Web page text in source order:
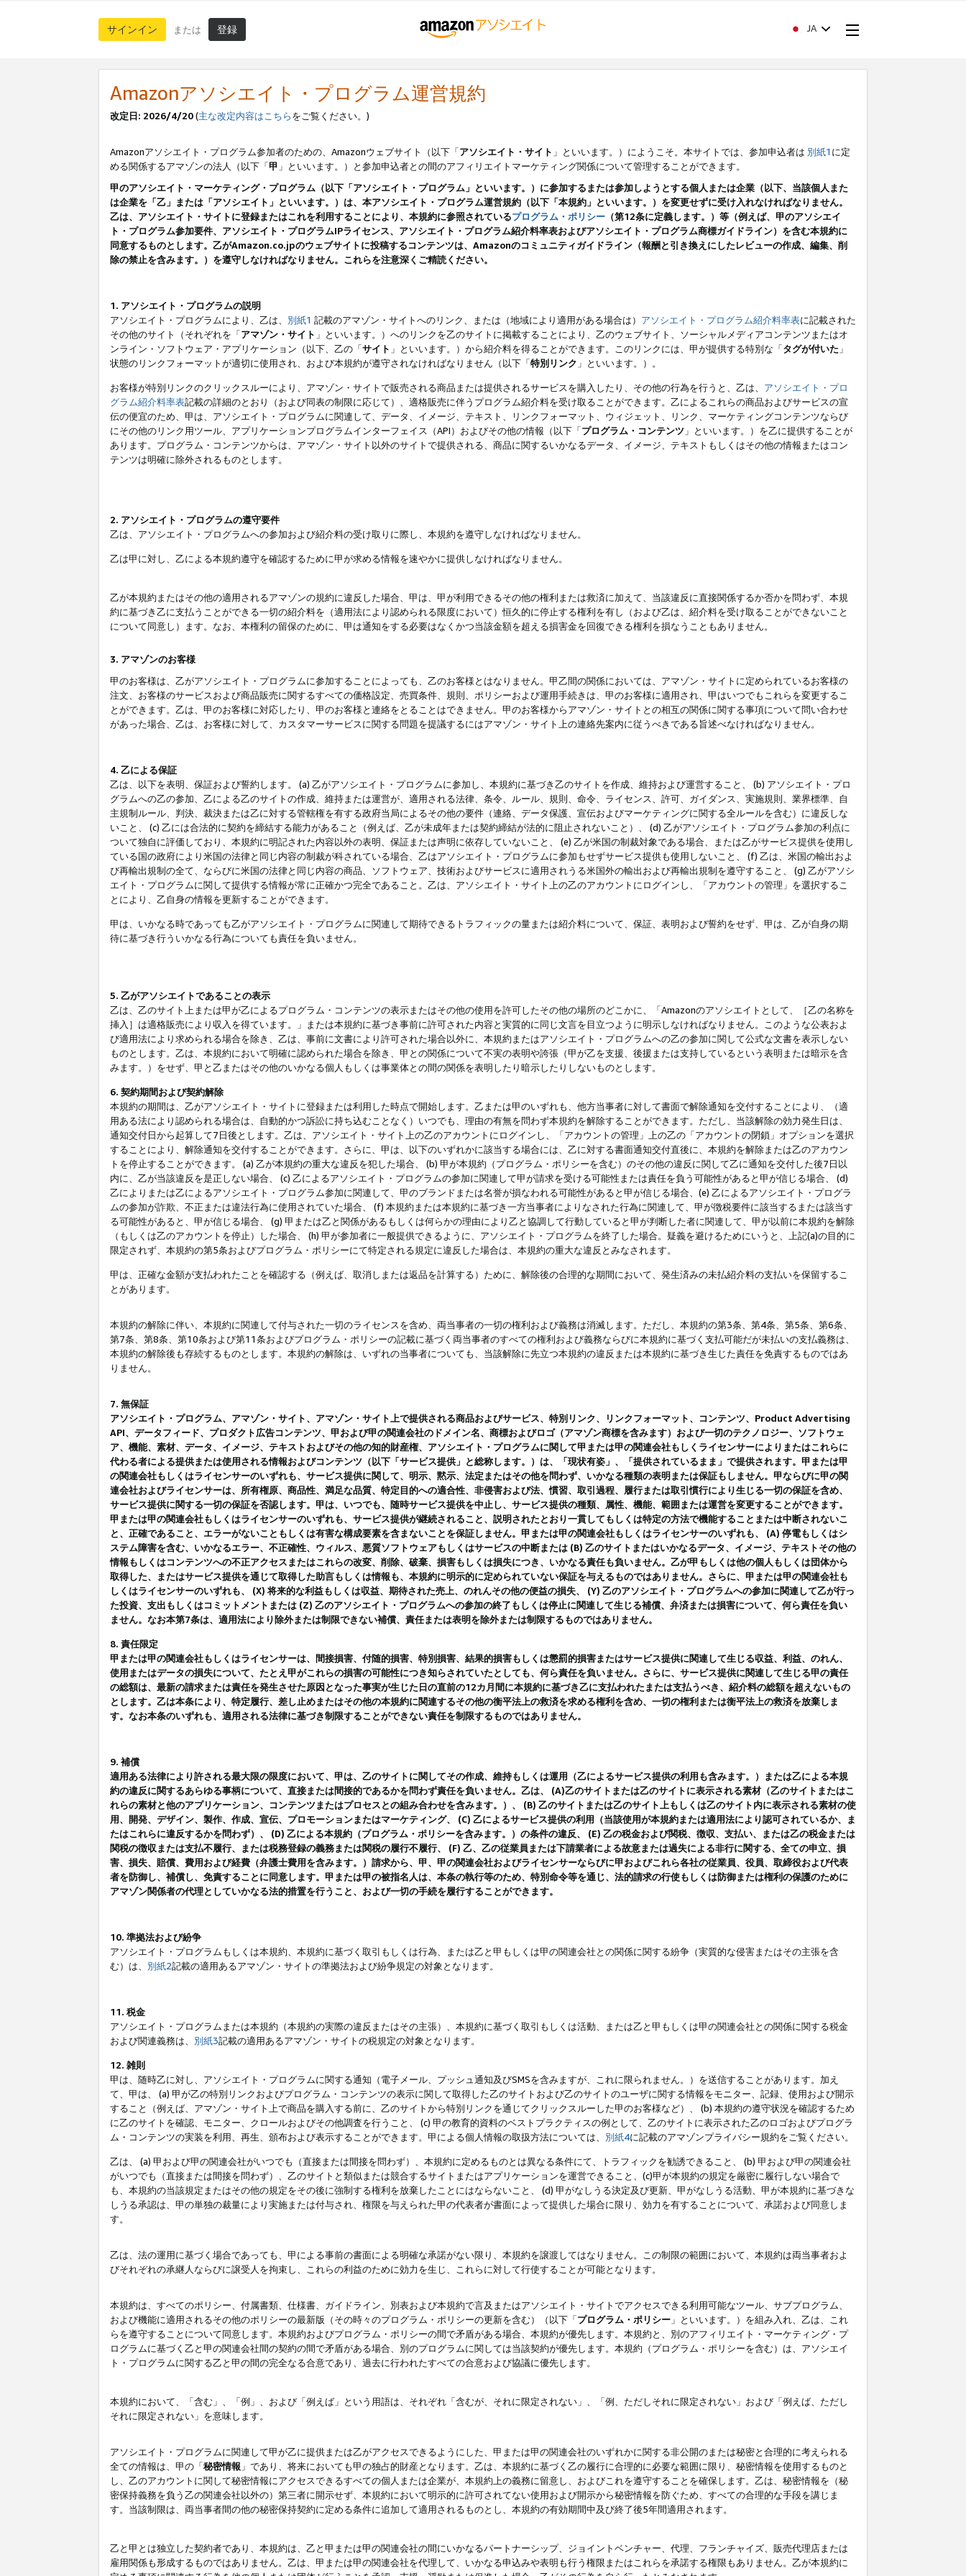
サインイン または 登録 JA
Amazonアソシエイト・プログラム運営規約
改定日: 2026/4/20(主な改定内容はこちらをご覧ください。)
Amazonアソシエイト・プログラム参加者のための、Amazonウェブサイト（以下「アソシエイト・サイト 」といいます。）にようこそ。本サイトでは、参加申込者は 別紙1 に定
める関係するアマゾンの法人（以下「甲 」といいます。）と参加申込者との間のアフィリエイトマーケティング関係について管理することができます。
甲のアソシエイト・マーケティング・プログラム（以下「アソシエイト・プログラム」といいます。）に参加するまたは参加しようとする個人または企業（以下、当該個人また
は企業を「乙」または「アソシエイト」といいます。）は、本アソシエイト・プログラム運営規約（以下「本規約」といいます。）を変更せずに受け入れなければなりません。
乙は、アソシエイト・サイトに登録またはこれを利用することにより、本規約に参照されているプログラム・ポリシー （第12条に定義します。）等（例えば、甲のアソシエイ
ト・プログラム参加要件、アソシエイト・プログラムIPライセンス、アソシエイト・プログラム紹介料率表およびアソシエイト・プログラム商標ガイドライン）を含む本規約に
同意するものとします。乙がAmazon.co.jpのウェブサイトに投稿するコンテンツは、Amazonのコミュニティガイドライン（報酬と引き換えにしたレビューの作成、編集、削
除の禁止を含みます。）を遵守しなければなりません。これらを注意深くご精読ください。
1. アソシエイト・プログラムの説明
アソシエイト・プログラムにより、乙は、 別紙1 記載のアマゾン・サイトへのリンク、または（地域により適用がある場合は） アソシエイト・プログラム紹介料率表に記載された
その他のサイト（それぞれを「アマゾン・サイト 」といいます。）へのリンクを乙のサイトに掲載することにより、乙のウェブサイト、ソーシャルメディアコンテンツまたはオ
ンライン・ソフトウェア・アプリケーション（以下、乙の「サイト 」といいます。）から紹介料を得ることができます。このリンクには、甲が提供する特別な「タグが付いた 」
状態のリンクフォーマットが適切に使用され、および本規約が遵守されなければなりません（以下「特別リンク 」といいます。）。
お客様が特別リンクのクリックスルーにより、アマゾン・サイトで販売される商品または提供されるサービスを購入したり、その他の行為を行うと、乙は、 アソシエイト・プロ
グラム紹介料率表記載の詳細のとおり（および同表の制限に応じて）、適格販売に伴うプログラム紹介料を受け取ることができます。乙によるこれらの商品およびサービスの宣
伝の便宜のため、甲は、アソシエイト・プログラムに関連して、データ、イメージ、テキスト、リンクフォーマット、ウィジェット、リンク、マーケティングコンテンツならび
にその他のリンク用ツール、アプリケーションプログラムインターフェイス（API）およびその他の情報（以下「プログラム・コンテンツ 」といいます。）を乙に提供することが
あります。プログラム・コンテンツからは、アマゾン・サイト以外のサイトで提供される、商品に関するいかなるデータ、イメージ、テキストもしくはその他の情報またはコン
テンツは明確に除外されるものとします。
2. アソシエイト・プログラムの遵守要件
乙は、アソシエイト・プログラムへの参加および紹介料の受け取りに際し、本規約を遵守しなければなりません。
乙は甲に対し、乙による本規約遵守を確認するために甲が求める情報を速やかに提供しなければなりません。
乙が本規約またはその他の適用されるアマゾンの規約に違反した場合、甲は、甲が利用できるその他の権利または救済に加えて、当該違反に直接関係するか否かを問わず、本規
約に基づき乙に支払うことができる一切の紹介料を（適用法により認められる限度において）恒久的に停止する権利を有し（および乙は、紹介料を受け取ることができないこと
について同意し）ます。なお、本権利の留保のために、甲は通知をする必要はなくかつ当該金額を超える損害金を回復できる権利を損なうこともありません。
3. アマゾンのお客様
甲のお客様は、乙がアソシエイト・プログラムに参加することによっても、乙のお客様とはなりません。甲乙間の関係においては、アマゾン・サイトに定められているお客様の
注文、お客様のサービスおよび商品販売に関するすべての価格設定、売買条件、規則、ポリシーおよび運用手続きは、甲のお客様に適用され、甲はいつでもこれらを変更するこ
とができます。乙は、甲のお客様に対応したり、甲のお客様と連絡をとることはできません。甲のお客様からアマゾン・サイトとの相互の関係に関する事項について問い合わせ
があった場合、乙は、お客様に対して、カスタマーサービスに関する問題を提議するにはアマゾン・サイト上の連絡先案内に従うべきである旨述べなければなりません。
4. 乙による保証
乙は、以下を表明、保証および誓約します。 (a) 乙がアソシエイト・プログラムに参加し、本規約に基づき乙のサイトを作成、維持および運営すること、 (b) アソシエイト・プロ
グラムへの乙の参加、乙による乙のサイトの作成、維持または運営が、適用される法律、条令、ルール、規則、命令、ライセンス、許可、ガイダンス、実施規則、業界標準、自
主規制ルール、判決、裁決または乙に対する管轄権を有する政府当局によるその他の要件（連絡、データ保護、宣伝およびマーケティングに関する全ルールを含む）に違反しな
いこと、 (c) 乙には合法的に契約を締結する能力があること（例えば、乙が未成年または契約締結が法的に阻止されないこと）、 (d) 乙がアソシエイト・プログラム参加の利点に
ついて独自に評価しており、本規約に明記された内容以外の表明、保証または声明に依存していないこと、 (e) 乙が米国の制裁対象である場合、または乙がサービス提供を使用し
ている国の政府により米国の法律と同じ内容の制裁が科されている場合、乙はアソシエイト・プログラムに参加もせずサービス提供も使用しないこと、 (f) 乙は、米国の輸出およ
び再輸出規制の全て、ならびに米国の法律と同じ内容の商品、ソフトウェア、技術およびサービスに適用されうる米国外の輸出および再輸出規制を遵守すること、 (g) 乙がアソシ
エイト・プログラムに関して提供する情報が常に正確かつ完全であること。乙は、アソシエイト・サイト上の乙のアカウントにログインし、「アカウントの管理」を選択するこ
とにより、乙自身の情報を更新することができます。
甲は、いかなる時であっても乙がアソシエイト・プログラムに関連して期待できるトラフィックの量または紹介料について、保証、表明および誓約をせず、甲は、乙が自身の期
待に基づき行ういかなる行為についても責任を負いません。
5. 乙がアソシエイトであることの表示
乙は、乙のサイト上または甲が乙によるプログラム・コンテンツの表示またはその他の使用を許可したその他の場所のどこかに、「Amazonのアソシエイトとして、［乙の名称を
挿入］は適格販売により収入を得ています。」または本規約に基づき事前に許可された内容と実質的に同じ文言を目立つように明示しなければなりません。このような公表およ
び適用法により求められる場合を除き、乙は、事前に文書により許可された場合以外に、本規約またはアソシエイト・プログラムへの乙の参加に関して公式な文書を表示しない
ものとします。乙は、本規約において明確に認められた場合を除き、甲との関係について不実の表明や誇張（甲が乙を支援、後援または支持しているという表明または暗示を含
みます。）をせず、甲と乙またはその他のいかなる個人もしくは事業体との間の関係を表明したり暗示したりしないものとします。
6. 契約期間および契約解除
本規約の期間は、乙がアソシエイト・サイトに登録または利用した時点で開始します。乙または甲のいずれも、他方当事者に対して書面で解除通知を交付することにより、（適
用ある法により認められる場合は、自動的かつ訴訟に持ち込むことなく）いつでも、理由の有無を問わず本規約を解除することができます。ただし、当該解除の効力発生日は、
通知交付日から起算して7日後とします。乙は、アソシエイト・サイト上の乙のアカウントにログインし、「アカウントの管理」上の乙の「アカウントの閉鎖」オプションを選択
することにより、解除通知を交付することができます。さらに、甲は、以下のいずれかに該当する場合には、乙に対する書面通知交付直後に、本規約を解除または乙のアカウン
トを停止することができます。 (a) 乙が本規約の重大な違反を犯した場合、 (b) 甲が本規約（プログラム・ポリシーを含む）のその他の違反に関して乙に通知を交付した後7日以
内に、乙が当該違反を是正しない場合、 (c) 乙によるアソシエイト・プログラムの参加に関連して甲が請求を受ける可能性または責任を負う可能性があると甲が信じる場合、 (d)
乙によりまたは乙によるアソシエイト・プログラム参加に関連して、甲のブランドまたは名誉が損なわれる可能性があると甲が信じる場合、(e) 乙によるアソシエイト・プログラ
ムの参加が詐欺、不正または違法行為に使用されていた場合、 (f) 本規約または本規約に基づき一方当事者によりなされた行為に関連して、甲が徴税要件に該当するまたは該当す
る可能性があると、甲が信じる場合、 (g) 甲または乙と関係があるもしくは何らかの理由により乙と協調して行動していると甲が判断した者に関連して、甲が以前に本規約を解除
（もしくは乙のアカウントを停止）した場合、 (h) 甲が参加者に一般提供できるように、アソシエイト・プログラムを終了した場合。疑義を避けるためにいうと、上記(a)の目的に
限定されず、本規約の第5条およびプログラム・ポリシーにて特定される規定に違反した場合は、本規約の重大な違反とみなされます。
甲は、正確な金額が支払われたことを確認する（例えば、取消しまたは返品を計算する）ために、解除後の合理的な期間において、発生済みの未払紹介料の支払いを保留するこ
とがあります。
本規約の解除に伴い、本規約に関連して付与された一切のライセンスを含め、両当事者の一切の権利および義務は消滅します。ただし、本規約の第3条、第4条、第5条、第6条、
第7条、第8条、第10条および第11条およびプログラム・ポリシーの記載に基づく両当事者のすべての権利および義務ならびに本規約に基づく支払可能だが未払いの支払義務は、
本規約の解除後も存続するものとします。本規約の解除は、いずれの当事者についても、当該解除に先立つ本規約の違反または本規約に基づき生じた責任を免責するものではあ
りません。
7. 無保証
アソシエイト・プログラム、アマゾン・サイト、アマゾン・サイト上で提供される商品およびサービス、特別リンク、リンクフォーマット、コンテンツ、Product Advertising
API、データフィード、プロダクト広告コンテンツ、甲および甲の関連会社のドメイン名、商標およびロゴ（アマゾン商標を含みます）および一切のテクノロジー、ソフトウェ
ア、機能、素材、データ、イメージ、テキストおよびその他の知的財産権、アソシエイト・プログラムに関して甲または甲の関連会社もしくライセンサーによりまたはこれらに
代わる者による提供または使用される情報およびコンテンツ（以下「サービス提供」と総称します。）は、「現状有姿」、「提供されているまま」で提供されます。甲または甲
の関連会社もしくはライセンサーのいずれも、サービス提供に関して、明示、黙示、法定またはその他を問わず、いかなる種類の表明または保証もしません。甲ならびに甲の関
連会社およびライセンサーは、所有権原、商品性、満足な品質、特定目的への適合性、非侵害および法、慣習、取引過程、履行または取引慣行により生じる一切の保証を含め、
サービス提供に関する一切の保証を否認します。甲は、いつでも、随時サービス提供を中止し、サービス提供の種類、属性、機能、範囲または運営を変更することができます。
甲または甲の関連会社もしくはライセンサーのいずれも、サービス提供が継続されること、説明されたとおり一貫してもしくは特定の方法で機能することまたは中断されないこ
と、正確であること、エラーがないこともしくは有害な構成要素を含まないことを保証しません。甲または甲の関連会社もしくはライセンサーのいずれも、 (A) 停電もしくはシ
ステム障害を含む、いかなるエラー、不正確性、ウィルス、悪質ソフトウェアもしくはサービスの中断または (B) 乙のサイトまたはいかなるデータ、イメージ、テキストその他の
情報もしくはコンテンツへの不正アクセスまたはこれらの改変、削除、破棄、損害もしくは損失につき、いかなる責任も負いません。乙が甲もしくは他の個人もしくは団体から
取得した、またはサービス提供を通じて取得した助言もしくは情報も、本規約に明示的に定められていない保証を与えるものではありません。さらに、甲または甲の関連会社も
しくはライセンサーのいずれも、 (X) 将来的な利益もしくは収益、期待された売上、のれんその他の便益の損失、 (Y) 乙のアソシエイト・プログラムへの参加に関連して乙が行っ
た投資、支出もしくはコミットメントまたは (Z) 乙のアソシエイト・プログラムへの参加の終了もしくは停止に関連して生じる補償、弁済または損害について、何ら責任を負い
ません。なお本第7条は、適用法により除外または制限できない補償、責任または表明を除外または制限するものではありません。
8. 責任限定
甲または甲の関連会社もしくはライセンサーは、間接損害、付随的損害、特別損害、結果的損害もしくは懲罰的損害またはサービス提供に関連して生じる収益、利益、のれん、
使用またはデータの損失について、たとえ甲がこれらの損害の可能性につき知らされていたとしても、何ら責任を負いません。さらに、サービス提供に関連して生じる甲の責任
の総額は、最新の請求または責任を発生させた原因となった事実が生じた日の直前の12カ月間に本規約に基づき乙に支払われたまたは支払うべき、紹介料の総額を超えないもの
とします。乙は本条により、特定履行、差し止めまたはその他の本規約に関連するその他の衡平法上の救済を求める権利を含め、一切の権利または衡平法上の救済を放棄しま
す。なお本条のいずれも、適用される法律に基づき制限することができない責任を制限するものではありません。
9. 補償
適用ある法律により許される最大限の限度において、甲は、乙のサイトに関してその作成、維持もしくは運用（乙によるサービス提供の利用も含みます。）または乙による本規
約の違反に関するあらゆる事柄について、直接または間接的であるかを問わず責任を負いません。乙は、 (A)乙のサイトまたは乙のサイトに表示される素材（乙のサイトまたはこ
れらの素材と他のアプリケーション、コンテンツまたはプロセスとの組み合わせを含みます。）、 (B) 乙のサイトまたは乙のサイト上もしくは乙のサイト内に表示される素材の使
用、開発、デザイン、製作、作成、宣伝、プロモーションまたはマーケティング、 (C) 乙によるサービス提供の利用（当該使用が本規約または適用法により認可されているか、ま
たはこれらに違反するかを問わず）、 (D) 乙による本規約（プログラム・ポリシーを含みます。）の条件の違反、 (E) 乙の税金および関税、徴収、支払い、または乙の税金または
関税の徴収または支払不履行、または税務登録の義務または関税の履行不履行、 (F) 乙、乙の従業員または下請業者による故意または過失による非行に関する、全ての申立、損
害、損失、賠償、費用および経費（弁護士費用を含みます。）請求から、甲、甲の関連会社およびライセンサーならびに甲およびこれら各社の従業員、役員、取締役および代表
者を防御し、補償し、免責することに同意します。甲または甲の被指名人は、本条の執行等のため、特別命令等を通じ、法的請求の行使もしくは防御または権利の保護のために
アマゾン関係者の代理としていかなる法的措置を行うこと、および一切の手続を履行することができます。
10. 準拠法および紛争
アソシエイト・プログラムもしくは本規約、本規約に基づく取引もしくは行為、または乙と甲もしくは甲の関連会社との関係に関する紛争（実質的な侵害またはその主張を含
む）は、 別紙2記載の適用あるアマゾン・サイトの準拠法および紛争規定の対象となります。
11. 税金
アソシエイト・プログラムまたは本規約（本規約の実際の違反またはその主張）、本規約に基づく取引もしくは活動、または乙と甲もしくは甲の関連会社との関係に関する税金
および関連義務は、 別紙3記載の適用あるアマゾン・サイトの税規定の対象となります。
12. 雑則
甲は、随時乙に対し、アソシエイト・プログラムに関する通知（電子メール、プッシュ通知及びSMSを含みますが、これに限られません。）を送信することがあります。加え
て、甲は、 (a) 甲が乙の特別リンクおよびプログラム・コンテンツの表示に関して取得した乙のサイトおよび乙のサイトのユーザに関する情報をモニター、記録、使用および開示
すること（例えば、アマゾン・サイト上で商品を購入する前に、乙のサイトから特別リンクを通じてクリックスルーした甲のお客様など）、 (b) 本規約の遵守状況を確認するため
に乙のサイトを確認、モニター、クロールおよびその他調査を行うこと、 (c) 甲の教育的資料のベストプラクティスの例として、乙のサイトに表示された乙のロゴおよびプログラ
ム・コンテンツの実装を利用、再生、頒布および表示することができます。甲による個人情報の取扱方法については、 別紙4に記載のアマゾンプライバシー規約をご覧ください。
乙は、 (a) 甲および甲の関連会社がいつでも（直接または間接を問わず）、本規約に定めるものとは異なる条件にて、トラフィックを勧誘できること、 (b) 甲および甲の関連会社
がいつでも（直接または間接を問わず）、乙のサイトと類似または競合するサイトまたはアプリケーションを運営できること、(c)甲が本規約の規定を厳密に履行しない場合で
も、本規約の当該規定またはその他の規定をその後に強制する権利を放棄したことにはならないこと、 (d) 甲がなしうる決定及び更新、甲がなしうる活動、甲が本規約に基づきな
しうる承認は、甲の単独の裁量により実施または付与され、権限を与えられた甲の代表者が書面によって提供した場合に限り、効力を有することについて、承諾および同意しま
す。
乙は、法の運用に基づく場合であっても、甲による事前の書面による明確な承諾がない限り、本規約を譲渡してはなりません。この制限の範囲において、本規約は両当事者およ
びそれぞれの承継人ならびに譲受人を拘束し、これらの利益のために効力を生じ、これらに対して行使することが可能となります。
本規約は、すべてのポリシー、付属書類、仕様書、ガイドライン、別表および本規約で言及またはアソシエイト・サイトでアクセスできる利用可能なツール、サブプログラム、
および機能に適用されるその他のポリシーの最新版（その時々のプログラム・ポリシーの更新を含む）（以下「プログラム・ポリシー 」といいます。）を組み入れ、乙は、これ
らを遵守することについて同意します。本規約およびプログラム・ポリシーの間で矛盾がある場合、本規約が優先します。本規約と、別のアフィリエイト・マーケティング・プ
ログラムに基づく乙と甲の関連会社間の契約の間で矛盾がある場合、別のプログラムに関しては当該契約が優先します。本規約（プログラム・ポリシーを含む）は、アソシエイ
ト・プログラムに関する乙と甲の間の完全なる合意であり、過去に行われたすべての合意および協議に優先します。
本規約において、「含む」、「例」、および「例えば」という用語は、それぞれ「含むが、それに限定されない」、「例、ただしそれに限定されない」および「例えば、ただし
それに限定されない」を意味します。
アソシエイト・プログラムに関連して甲が乙に提供または乙がアクセスできるようにした、甲または甲の関連会社のいずれかに関する非公開のまたは秘密と合理的に考えられる
全ての情報は、甲の「秘密情報 」であり、将来においても甲の独占的財産となります。乙は、本規約に基づく乙の履行に合理的に必要な範囲に限り、秘密情報を使用するものと
し、乙のアカウントに関して秘密情報にアクセスできるすべての個人または企業が、本規約上の義務に留意し、およびこれを遵守することを確保します。乙は、秘密情報を（秘
密保持義務を負う乙の関連会社以外の）第三者に開示せず、本規約において明示的に許可されてない使用および開示から秘密情報を防ぐため、すべての合理的な手段を講じま
す。当該制限は、両当事者間の他の秘密保持契約に定める条件に追加して適用されるものとし、本規約の有効期間中及び終了後5年間適用されます。
乙と甲とは独立した契約者であり、本規約は、乙と甲または甲の関連会社の間にいかなるパートナーシップ、ジョイントベンチャー、代理、フランチャイズ、販売代理店または
雇用関係も形成するものではありません。乙は、甲または甲の関連会社を代理して、いかなる申込みや表明も行う権限またはこれらを承諾する権限もありません。乙が本規約に